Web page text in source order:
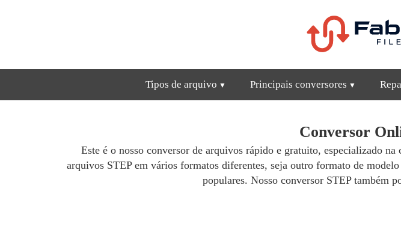
Tipos de arquivo Principais conversores
Conversor
Este é o nosso conversor de arquivos rápido e gratuito, especializado
arquivos STEP em vários formatos diferentes, seja outro formato de
populares. Nosso conversor STEP também